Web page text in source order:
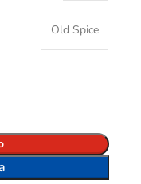
Old Spice